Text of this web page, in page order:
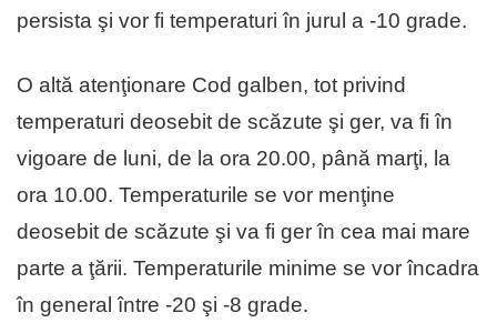
persista şi vor fi temperaturi în jurul a -10 grade.
O altă atenţionare Cod galben, tot privind
temperaturi deosebit de scăzute şi ger, va fi în
vigoare de luni, de la ora 20.00, până marţi, la
ora 10.00. Temperaturile se vor menţine
deosebit de scăzute şi va fi ger în cea mai mare
parte a ţării. Temperaturile minime se vor încadra
în general între -20 şi -8 grade.